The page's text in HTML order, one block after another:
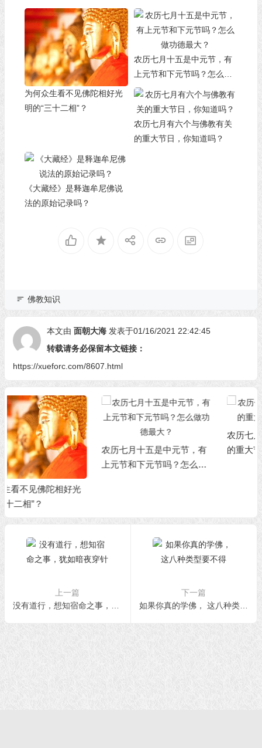
为何众生看不见佛陀相好光
明的“三十二相”？
农历七月十五是中元节，有
上元节和下元节吗？怎么做
功德最大？
农历七月有六个与佛教有关
的重大节日，你知道吗？
《大藏经》是释迦牟尼佛说
法的原始记录吗？
佛教知识
本文由 面朝大海 发表于01/16/2021 22:42:45
转载请务必保留本文链接：
https://xueforc.com/8607.html
农历七月十五是中元节，有
上元节和下元节吗？怎么做
功德最大？
农历七月有六个与佛教有关
的重大节日，你知道吗？
上一篇
没有道行，想知宿命之事，犹如暗夜穿针
下一篇
如果你真的学佛， 这八种类型要不得